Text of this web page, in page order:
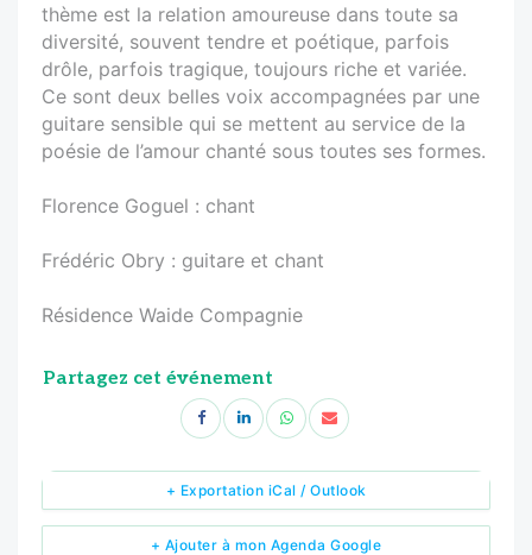
thème est la relation amoureuse dans toute sa
diversité, souvent tendre et poétique, parfois
drôle, parfois tragique, toujours riche et variée.
Ce sont deux belles voix accompagnées par une
guitare sensible qui se mettent au service de la
poésie de l’amour chanté sous toutes ses formes.
Florence Goguel : chant
Frédéric Obry : guitare et chant
Résidence Waide Compagnie
Partagez cet événement
+ Ajouter à mon Agenda Google
+ Exportation iCal / Outlook